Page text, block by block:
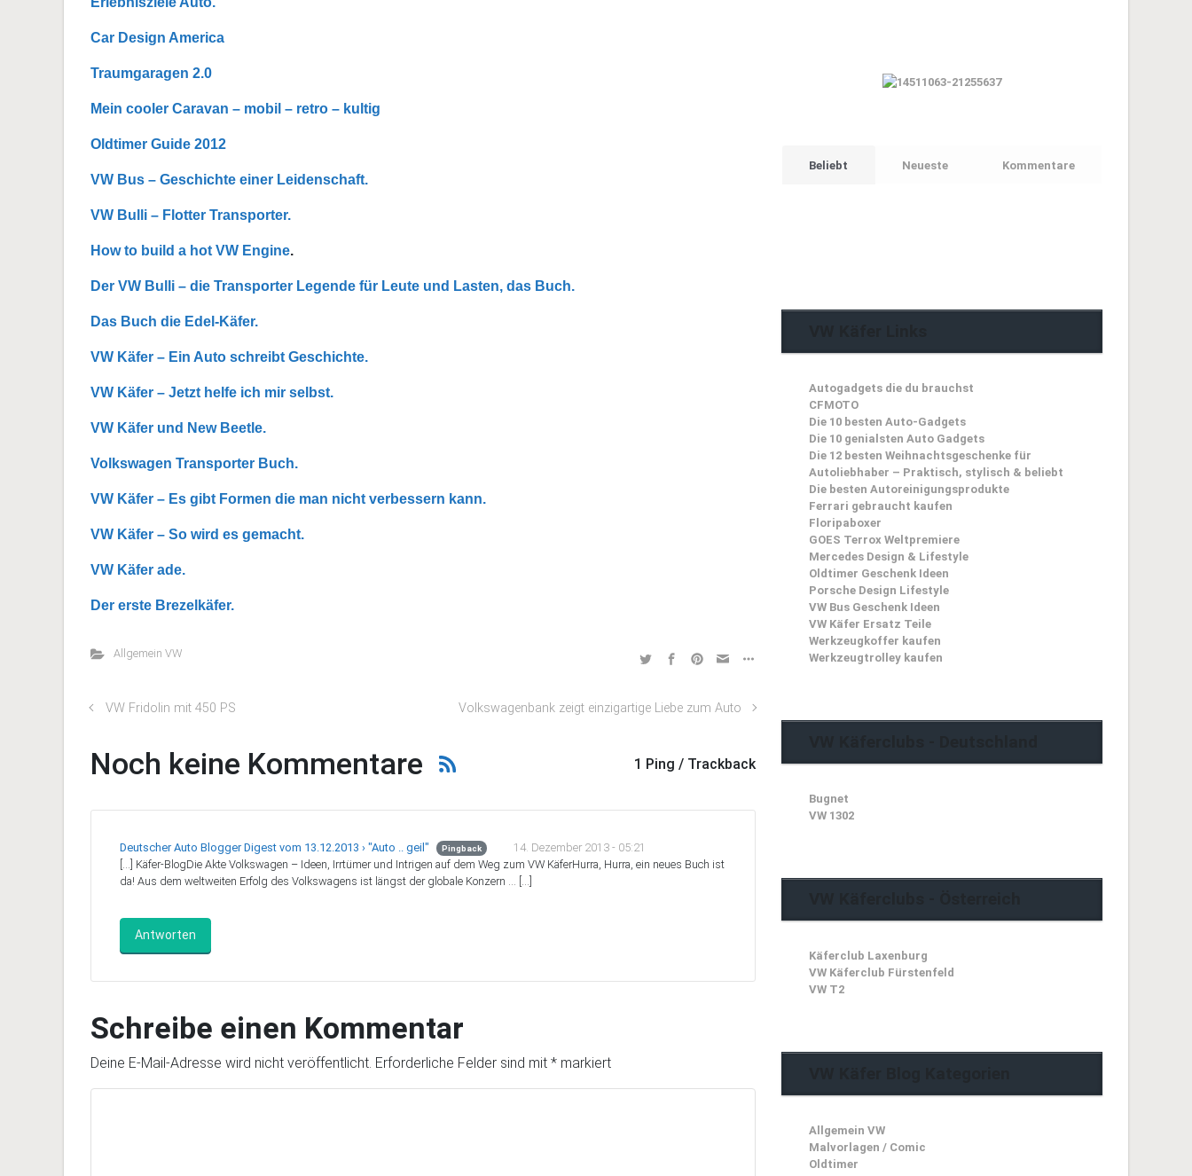
Car Design America
Traumgaragen 2.0
Mein cooler Caravan – mobil – retro – kultig
Oldtimer Guide 2012
VW Bus – Geschichte einer Leidenschaft.
VW Bulli – Flotter Transporter.
How to build a hot VW Engine.
Der VW Bulli – die Transporter Legende für Leute und Lasten, das Buch.
Das Buch die Edel-Käfer.
VW Käfer – Ein Auto schreibt Geschichte.
VW Käfer – Jetzt helfe ich mir selbst.
VW Käfer und New Beetle.
Volkswagen Transporter Buch.
VW Käfer – Es gibt Formen die man nicht verbessern kann.
VW Käfer – So wird es gemacht.
VW Käfer ade.
Der erste Brezelkäfer.
Allgemein VW
VW Fridolin mit 450 PS Volkswagenbank zeigt einzigartige Liebe zum Auto
Noch keine Kommentare 1 Ping / Trackback
Deutscher Auto Blogger Digest vom 13.12.2013 › "Auto .. geil" Pingback
14. Dezember 2013 - 05:21
[…] Käfer-BlogDie Akte Volkswagen – Ideen, Irrtümer und Intrigen auf dem Weg zum VW KäferHurra, Hurra, ein neues Buch ist
da! Aus dem weltweiten Erfolg des Volkswagens ist längst der globale Konzern … […]
Antworten
Schreibe einen Kommentar
Deine E-Mail-Adresse wird nicht veröffentlicht. Erforderliche Felder sind mit * markiert
Beliebt Neueste Kommentare
Autogadgets die du brauchst
CFMOTO
Die 10 besten Auto-Gadgets
Die 10 genialsten Auto Gadgets
Die 12 besten Weihnachtsgeschenke für
Autoliebhaber – Praktisch, stylisch & beliebt
Die besten Autoreinigungsprodukte
Ferrari gebraucht kaufen
Floripaboxer
GOES Terrox Weltpremiere
Mercedes Design & Lifestyle
Oldtimer Geschenk Ideen
Porsche Design Lifestyle
VW Bus Geschenk Ideen
VW Käfer Ersatz Teile
Werkzeugkoffer kaufen
Werkzeugtrolley kaufen
Bugnet
VW 1302
Käferclub Laxenburg
VW Käferclub Fürstenfeld
VW T2
Allgemein VW
Malvorlagen / Comic
Oldtimer